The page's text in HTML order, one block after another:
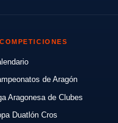
COMPETICIONES
de Aragón
Aragonesa de Clubes
Duatlón Cros